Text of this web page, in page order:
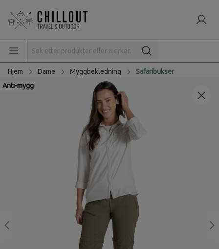
Hjem Dame Myggbekledning
Safaribukser
Anti-mygg